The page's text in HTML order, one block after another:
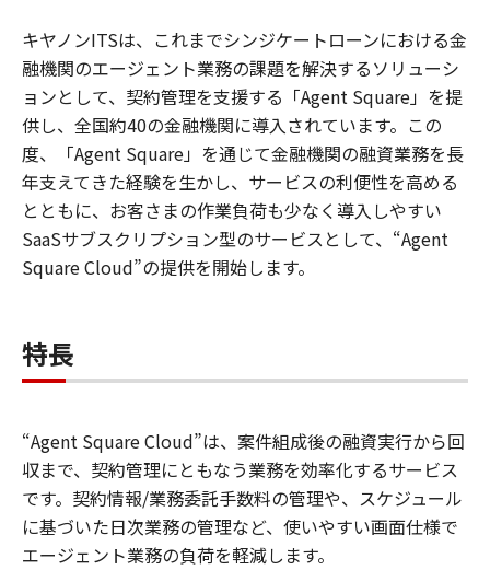
キヤノンITSは、これまでシンジケートローンにおける金
融機関のエージェント業務の課題を解決するソリューシ
ョンとして、契約管理を支援する「Agent Square」を提
供し、全国約40の金融機関に導入されています。この
度、「Agent Square」を通じて金融機関の融資業務を長
年支えてきた経験を生かし、サービスの利便性を高める
とともに、お客さまの作業負荷も少なく導入しやすい
SaaSサブスクリプション型のサービスとして、“Agent
Square Cloud”の提供を開始します。
特長
“Agent Square Cloud”は、案件組成後の融資実行から回
収まで、契約管理にともなう業務を効率化するサービス
です。契約情報/業務委託手数料の管理や、スケジュール
に基づいた日次業務の管理など、使いやすい画面仕様で
エージェント業務の負荷を軽減します。